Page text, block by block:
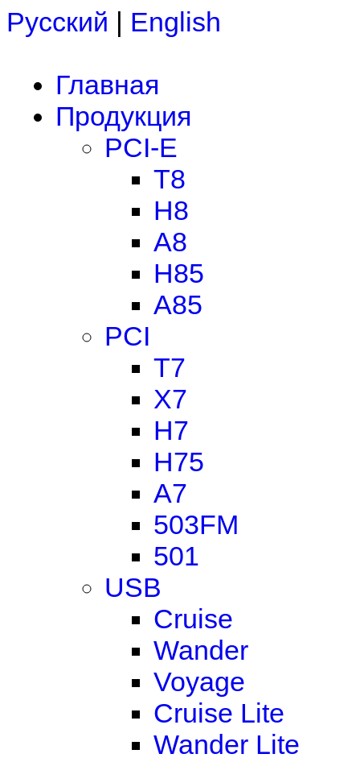
Русский | English
Главная
Продукция
PCI-E
T8
H8
A8
H85
A85
PCI
T7
X7
H7
H75
A7
503FM
501
USB
Cruise
Wander
Voyage
Cruise Lite
Wander Lite